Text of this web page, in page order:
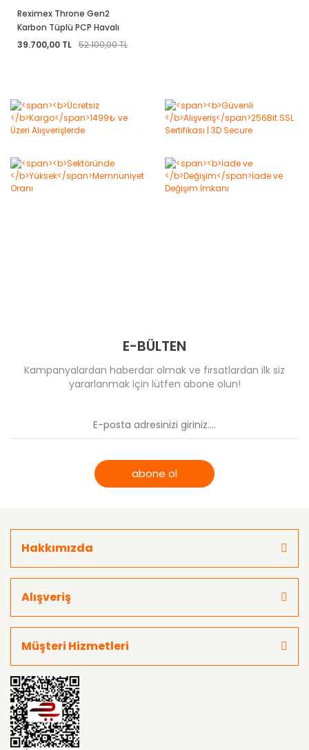
Reximex Throne Gen2
Karbon Tüplü PCP Havalı
Tüfek (Yeni Versiyon)
39.700,00 TL 52.100,00 TL
E-BÜLTEN
Kampanyalardan haberdar olmak ve fırsatlardan ilk siz
yararlanmak için lütfen abone olun!
abone ol
Hakkımızda
Alışveriş
Müşteri Hizmetleri